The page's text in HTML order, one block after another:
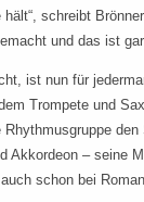
schreibt
und das ist
ist nun für
Trompete und
Akkordeon – seine
schon bei